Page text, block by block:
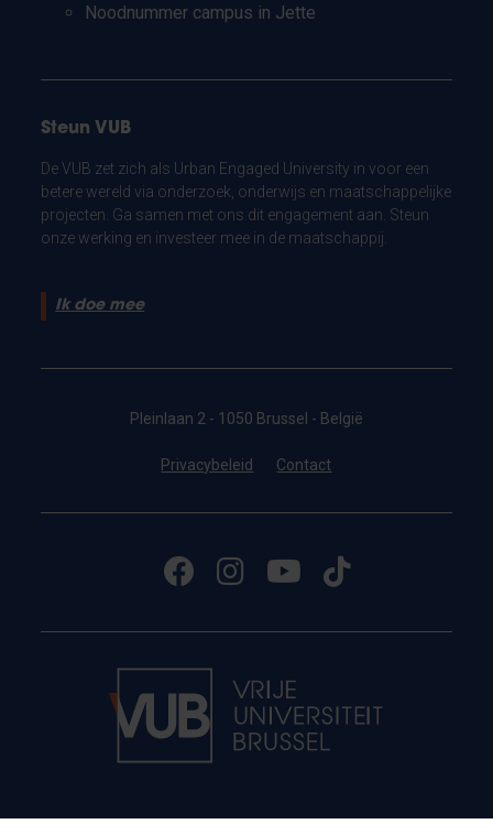
Noodnummer campus in Jette
Steun VUB
De VUB zet zich als Urban Engaged University in voor een
betere wereld via onderzoek, onderwijs en maatschappelijke
projecten. Ga samen met ons dit engagement aan. Steun
onze werking en investeer mee in de maatschappij.
Ik doe mee
Pleinlaan 2 - 1050 Brussel - België
Privacybeleid Contact